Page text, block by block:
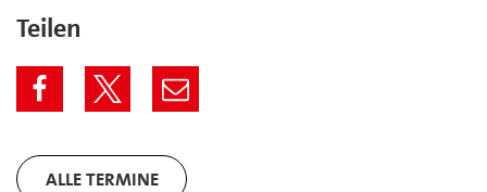
Teilen
ALLE TERMINE